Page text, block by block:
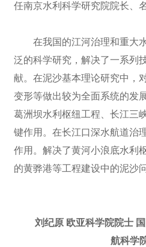
任南京水利科学研究院院长、
在我国的江河治理和重大
泛的科学研究，解决了一系列
献。在泥沙基本理论研究中，
变形等做出较为全面系统的发
葛洲坝水利枢纽工程、长江三
键作用。在长江口深水航道治
作用。解决了黄河小浪底水利
的黄骅港等工程建设中的泥沙问
刘纪原 欧亚科学院院士
航科学